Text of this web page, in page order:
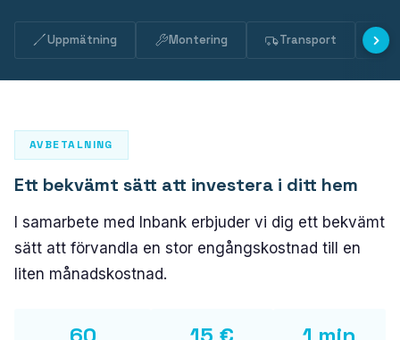
PLASTO 82
PLASTO NORDIC
Ytterdörrar
SKJUTDÖRRAR
PLASTO HST
Uppmätning Montering Transport
AVBETALNING
Ett bekvämt sätt att investera i ditt hem
I samarbete med Inbank erbjuder vi dig ett bekvämt
sätt att förvandla en stor engångskostnad till en
liten månadskostnad.